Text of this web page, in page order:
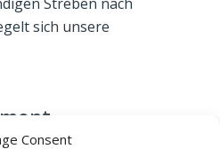
Consent
sich unsere